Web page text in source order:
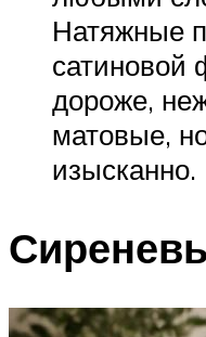
Натяжные
сатиновой
дороже,
матовые,
изысканно.